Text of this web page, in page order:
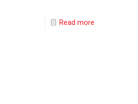
Read more